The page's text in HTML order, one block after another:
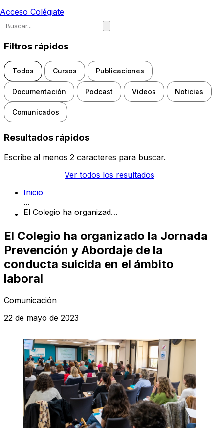
Acceso Colégiate
Escribe para buscar noticias,
Filtros rápidos
Todos Cursos Publicaciones
Documentación Podcast Videos Noticias
Comunicados
Resultados rápidos
Escribe al menos 2 caracteres para buscar.
Ver todos los resultados
Inicio
...
El Colegio ha organizado la Jornada Prevención y Abordaje de la conducta suicida en el ámbito laboral
El Colegio ha organizado la Jornada
Prevención y Abordaje de la
conducta suicida en el ámbito
laboral
Comunicación
22 de mayo de 2023